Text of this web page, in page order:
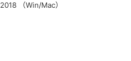
2018 （Win/Mac）